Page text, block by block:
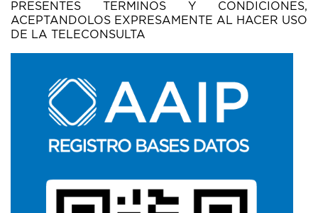
PRESENTES TERMINOS Y CONDICIONES,
ACEPTANDOLOS EXPRESAMENTE AL HACER USO
DE LA TELECONSULTA